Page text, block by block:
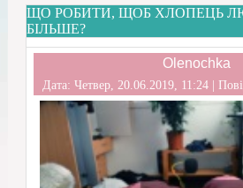
ЩО РОБИТИ, ЩОБ ХЛОПЕЦЬ
БІЛЬШЕ?
Olenochka
Дата: Четвер, 20.06.2019, 11:24 |